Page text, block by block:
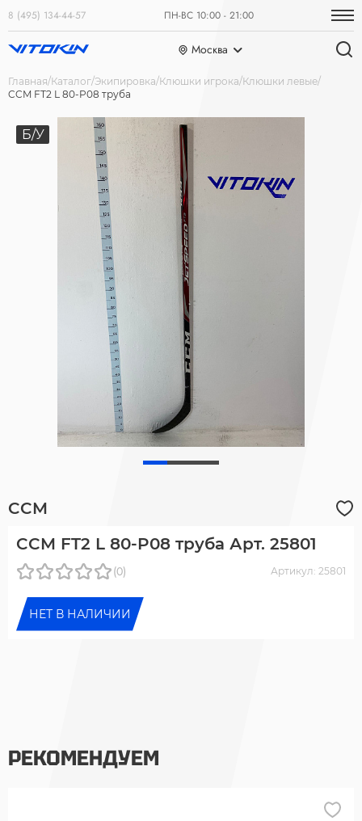
8 (495) 134-44-57 ПН-ВС 10:00 - 21:00
Москва
Главная Каталог Экипировка Клюшки игрока Клюшки левые
CCM FT2 L 80-P08 труба
Б/У
CCM
CCM FT2 L 80-P08 труба Арт. 25801
(0) Артикул: 25801
НЕТ В НАЛИЧИИ
РЕКОМЕНДУЕМ